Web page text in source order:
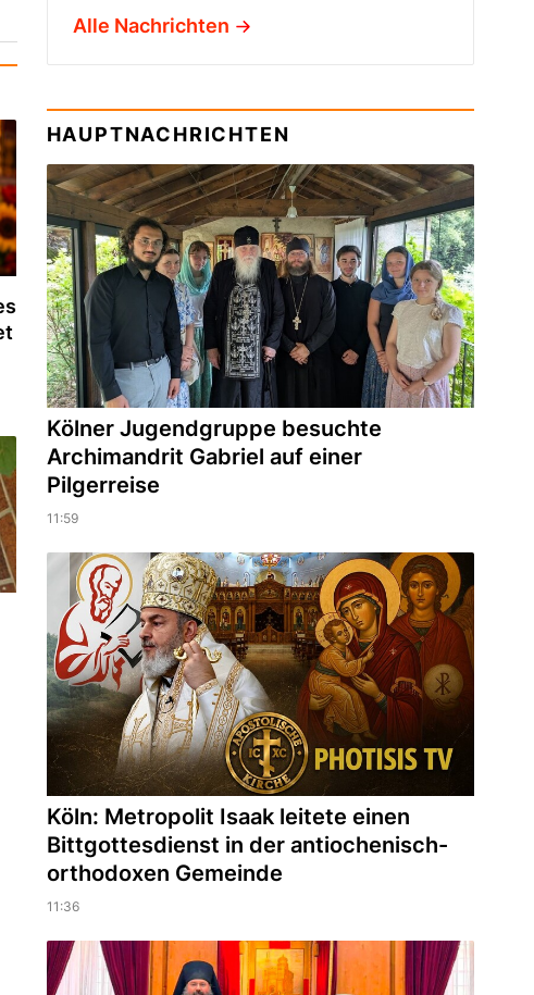
Alle Nachrichten
HAUPTNACHRICHTEN
Kölner Jugendgruppe besuchte
Archimandrit Gabriel auf einer
Pilgerreise
11:59
Köln: Metropolit Isaak leitete einen
Bittgottesdienst in der antiochenisch-
orthodoxen Gemeinde
11:36